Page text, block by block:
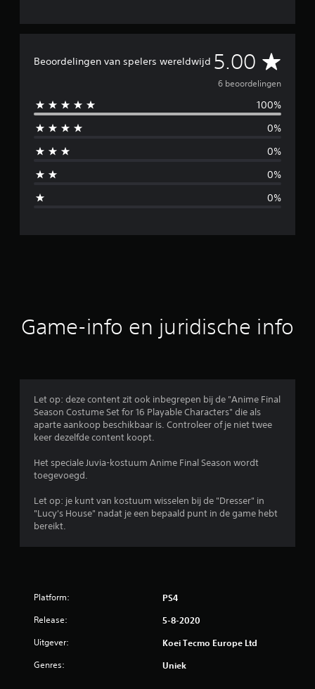
Beoordelingen van spelers wereldwijd 5.00 G
e
m
d
l
b
o
r
l
n
6 beoordelingen
100%
0%
0%
0%
0%
Game-info en juridische info
Let op: deze content zit ook inbegrepen bij de "Anime Final
Season Costume Set for 16 Playable Characters" die als
aparte aankoop beschikbaar is. Controleer of je niet twee
keer dezelfde content koopt.
Het speciale Juvia-kostuum Anime Final Season wordt
toegevoegd.
Let op: je kunt van kostuum wisselen bij de "Dresser" in
"Lucy's House" nadat je een bepaald punt in de game hebt
bereikt.
Platform: PS4
Release: 5-8-2020
Uitgever: Koei Tecmo Europe Ltd
Genres: Uniek